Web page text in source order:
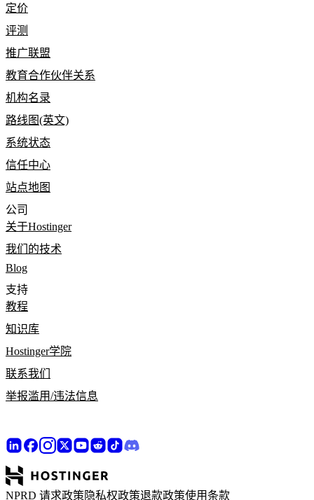
定价
评测
推广联盟
教育合作伙伴关系
机构名录
路线图(英文)
系统状态
信任中心
站点地图
公司
关于Hostinger
我们的技术
Blog
支持
教程
知识库
Hostinger学院
联系我们
举报滥用/违法信息
NPRD 请求政策 隐私权政策退款政策使用条款